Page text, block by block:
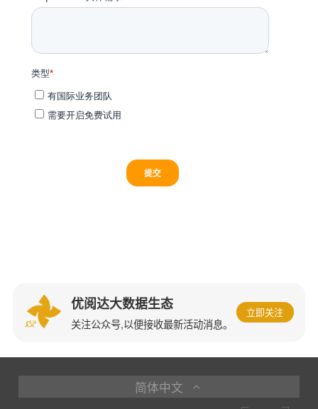
优阅达大数据生态
关注公众号,以便接收最新活动消息。
立即关注
简体中文